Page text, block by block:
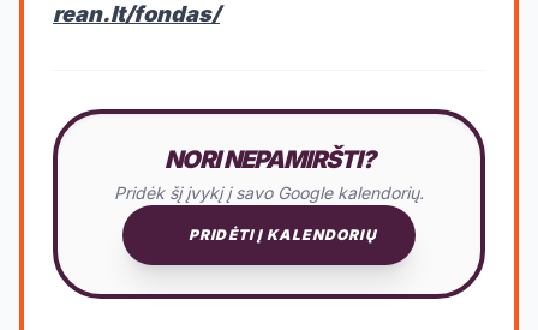
rean.lt/fondas/
NORI NEPAMIRŠTI?
Pridėk šį įvykį į savo Google kalendorių.
PRIDĖTI Į KALENDORIŲ